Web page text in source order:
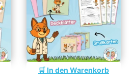
In den Warenkorb